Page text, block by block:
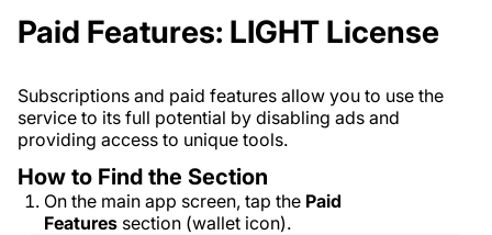
Paid Features: LIGHT License
Subscriptions and paid features allow you to use the
service to its full potential by disabling ads and
providing access to unique tools.
How to Find the Section
On the main app screen, tap the Paid
Features section (wallet icon).